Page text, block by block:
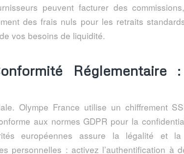
peuvent facturer des
des frais nuls pour les retraits
vos besoins de liquidité.
Réglementaire
Olympe France utilise un chiffrement
aux normes GDPR pour la
européennes assure la légalité et la
personnelles : activez l’authentification à